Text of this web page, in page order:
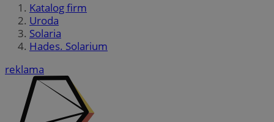
Katalog firm
Uroda
Solaria
Hades. Solarium
reklama